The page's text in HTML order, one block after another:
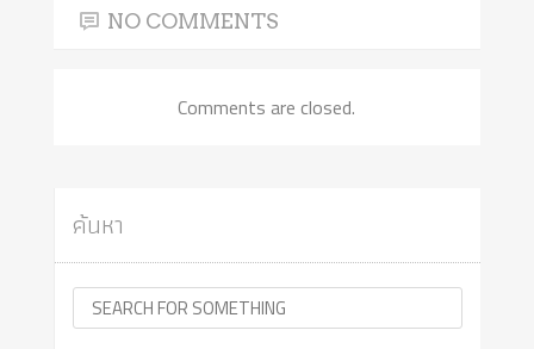
NO COMMENTS
Comments are closed.
ค้นหา